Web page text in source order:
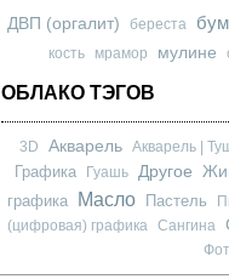
ДВП (оргалит) береста
кость мрамор мулине
ОБЛАКО ТЭГОВ
3D Акварель Акварель |
Графика Гуашь Другое
графика
Масло Пастель
(цифровая) графика
Сангина